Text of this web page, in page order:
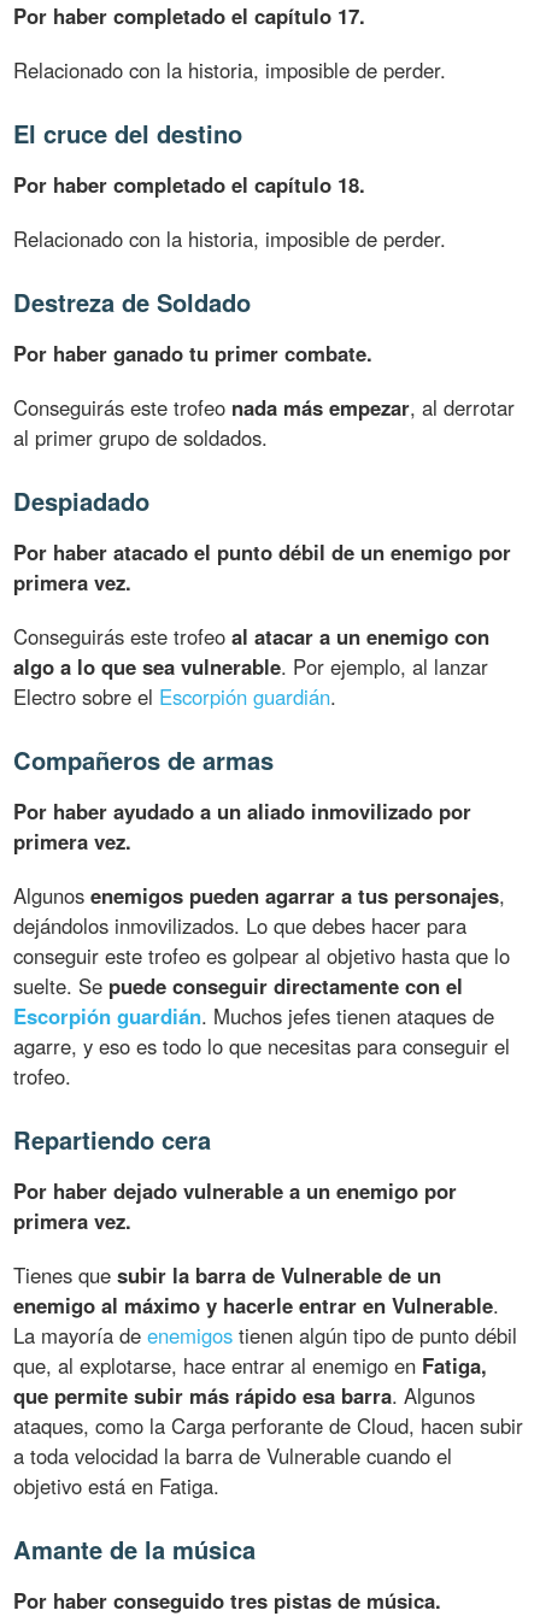
Por haber completado el capítulo 17.
Relacionado con la historia, imposible de perder.
El cruce del destino
Por haber completado el capítulo 18.
Relacionado con la historia, imposible de perder.
Destreza de Soldado
Por haber ganado tu primer combate.
Conseguirás este trofeo nada más empezar, al derrotar
al primer grupo de soldados.
Despiadado
Por haber atacado el punto débil de un enemigo por
primera vez.
Conseguirás este trofeoal atacar a un enemigo con
algo a lo que sea vulnerable. Por ejemplo, al lanzar
Electro sobre el Escorpión guardián.
Compañeros de armas
Por haber ayudado a un aliado inmovilizado por
primera vez.
Algunosenemigos pueden agarrar a tus personajes,
dejándolos inmovilizados. Lo que debes hacer para
conseguir este trofeo es golpear al objetivo hasta que lo
suelte. Se puede conseguir directamente con el
Escorpión guardián. Muchos jefes tienen ataques de
agarre, y eso es todo lo que necesitas para conseguir el
trofeo.
Repartiendo cera
Por haber dejado vulnerable a un enemigo por
primera vez.
Tienes quesubir la barra de Vulnerable de un
enemigo al máximo y hacerle entrar en Vulnerable.
La mayoría deenemigos tienen algún tipo de punto débil
que, al explotarse, hace entrar al enemigo en Fatiga,
que permite subir más rápido esa barra. Algunos
ataques, como la Carga perforante de Cloud, hacen subir
a toda velocidad la barra de Vulnerable cuando el
objetivo está en Fatiga.
Amante de la música
Por haber conseguido tres pistas de música.